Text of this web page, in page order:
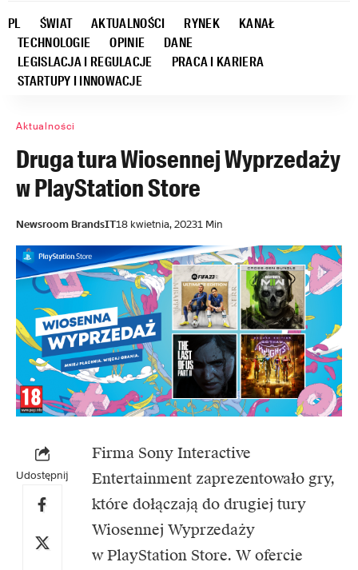
PL ŚWIAT AKTUALNOŚCI RYNEK
KANAŁ
TECHNOLOGIE
OPINIE
DANE
LEGISLACJA I REGULACJE
PRACA I KARIERA
STARTUPY I INNOWACJE
Aktualności
Druga tura Wiosennej Wyprzedaży
w PlayStation Store
Newsroom BrandsIT18 kwietnia, 20231 Min
Udostępnij
Firma Sony Interactive
Entertainment zaprezentowało gry,
które dołączają do drugiej tury
Wiosennej Wyprzedaży
w PlayStation Store. W ofercie